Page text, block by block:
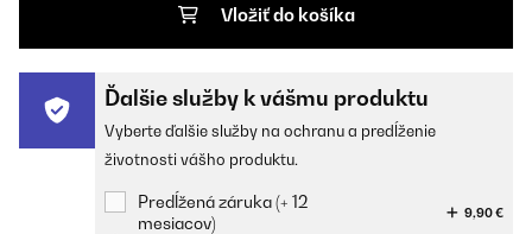
Vložiť do košíka
Ďalšie služby k vášmu produktu
Vyberte ďalšie služby na ochranu a predĺženie
životnosti vášho produktu.
Predĺžená záruka (+ 12
mesiacov)
9,90 €